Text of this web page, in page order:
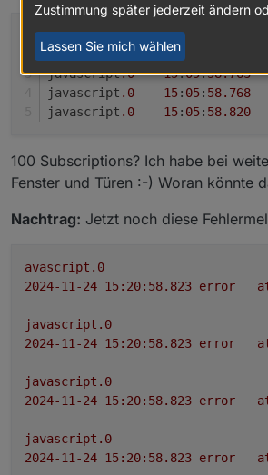
Kann beliebige Tür/Fenster
Berücksichtigt mehrflügelige
Legt pro Raum zwei
(Raumfensteroffenzähler und
Möglichkeit eine Meldung/
Telegram/Alexa nach x
Genaueres in der readme beim
javascript.0 15:
javascript.0 15:
javascript.0 15:05:58.763
javascript .0 15: 05: 58.768
javascript .0 15: 05: 58.820
100 Subscriptions? Ich habe bei
Fenster und Türen :-) Woran könnte
Nachtrag: Jetzt noch diese
avascript.0
error
javascript.0
error
javascript.0
error
javascript.0
error
Zustimmung später jederzeit ändern
Lassen Sie mich wählen